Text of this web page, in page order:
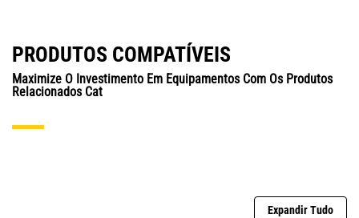
PRODUTOS COMPATÍVEIS
Maximize O Investimento Em Equipamentos Com Os Produtos
Relacionados Cat
Expandir Tudo